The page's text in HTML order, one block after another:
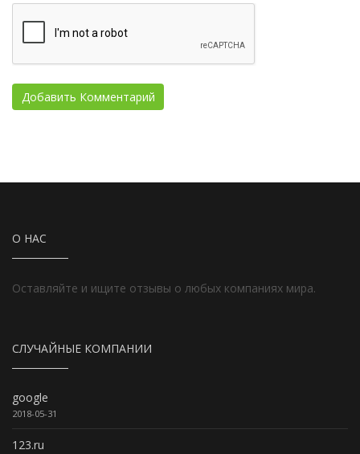
О НАС
Оставляйте и ищите отзывы о любых компаниях мира.
СЛУЧАЙНЫЕ КОМПАНИИ
google
2018-05-31
123.ru